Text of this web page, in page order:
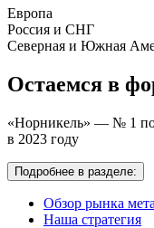
Европа
Россия и СНГ
Северная и Южная
Остаемся в
«Норникель» — № 1 по
в 2023 году
Подробнее в разделе:
Обзор рынка
Наша стратегия